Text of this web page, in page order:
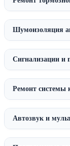
Шумоизоляция
Сигнализации и
Ремонт системы
Автозвук и